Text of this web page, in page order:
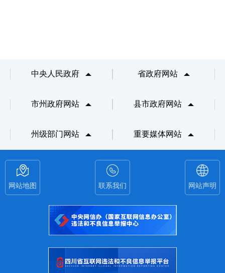
中央人民政府 省政府网站
市州政府网站 县市政府网站
州级部门网站 重要媒体网站
网站地图 联系我们 网站声明